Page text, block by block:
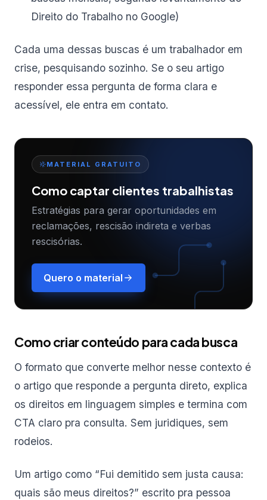
Direito do Trabalho no Google)
Cada uma dessas buscas é um trabalhador em
crise, pesquisando sozinho. Se o seu artigo
responder essa pergunta de forma clara e
acessível, ele entra em contato.
MATERIAL GRATUITO
Como captar clientes trabalhistas
Estratégias para gerar oportunidades em
reclamações, rescisão indireta e verbas
rescisórias.
Quero o material
Como criar conteúdo para cada busca
O formato que converte melhor nesse contexto é
o artigo que responde a pergunta direto, explica
os direitos em linguagem simples e termina com
CTA claro pra consulta. Sem juridiques, sem
rodeios.
Um artigo como “Fui demitido sem justa causa:
quais são meus direitos?” escrito pra pessoa